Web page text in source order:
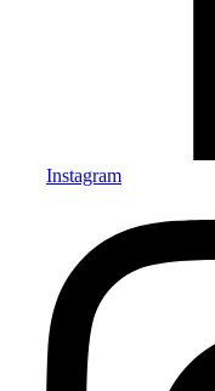
Instagram